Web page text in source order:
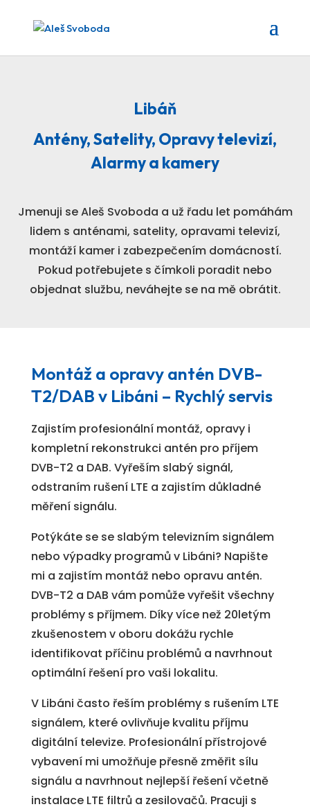
Libáň
Antény, Satelity, Opravy televizí,
Alarmy a kamery
Jmenuji se Aleš Svoboda a už řadu let pomáhám
lidem s anténami, satelity, opravami televizí,
montáží kamer i zabezpečením domácností.
Pokud potřebujete s čímkoli poradit nebo
objednat službu, neváhejte se na mě obrátit.
Montáž a opravy antén DVB-
T2/DAB v Libáni – Rychlý servis
Zajistím profesionální montáž, opravy i
kompletní rekonstrukci antén pro příjem
DVB-T2 a DAB. Vyřeším slabý signál,
odstraním rušení LTE a zajistím důkladné
měření signálu.
Potýkáte se se slabým televizním signálem
nebo výpadky programů v Libáni? Napište
mi a zajistím montáž nebo opravu antén.
DVB-T2 a DAB vám pomůže vyřešit všechny
problémy s příjmem. Díky více než 20letým
zkušenostem v oboru dokážu rychle
identifikovat příčinu problémů a navrhnout
optimální řešení pro vaši lokalitu.
V Libáni často řeším problémy s rušením LTE
signálem, které ovlivňuje kvalitu příjmu
digitální televize. Profesionální přístrojové
vybavení mi umožňuje přesně změřit sílu
signálu a navrhnout nejlepší řešení včetně
instalace LTE filtrů a zesilovačů. Pracuji s